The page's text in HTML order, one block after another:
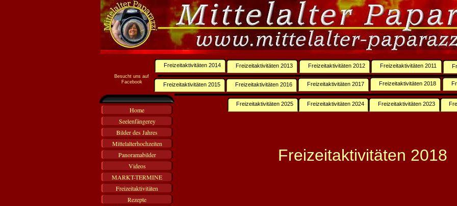
Freizeitaktivitäten 2011
Freizeitaktivitäten 2012
Freizeitaktivitäten 2013
Freizeitaktivitäten 2014
Freizeitaktivitäten 2015 Freizeitaktivitäten 2016 Freizeitaktivitäten 2017 Freizeitaktivitäten 2018
Freizeitaktivitäten 2023
Freizeitaktivitäten 2024
Freizeitaktivitäten 2025
Besucht uns auf
Facebook
Home
Seelenfängerey
Bilder des Jahres
Mittelalterhochzeiten
Panoramabilder
Videos
MARKT-TERMINE
Freizeitaktivitäten
Rezepte
Freizeitaktivitäten 2018